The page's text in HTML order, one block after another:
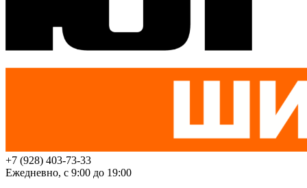
+7 (928) 403-73-33
Ежедневно, с 9:00 до 19:00